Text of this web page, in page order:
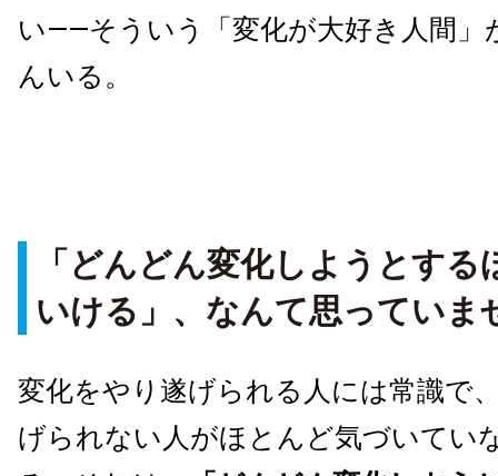
い――そういう「変化が大好き人間」
んいる。
「どんどん変化しようとす
いける」、なんて思っていま
変化をやり遂げられる人には常識で
げられない人がほとんど気づいてい